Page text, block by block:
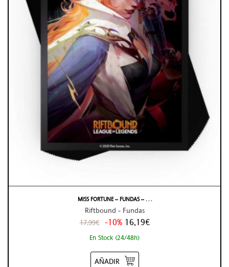
MISS FORTUNE – FUNDAS – . . .
Riftbound - Fundas
17,99€ -10% 16,19€
En Stock (24/48h)
AÑADIR